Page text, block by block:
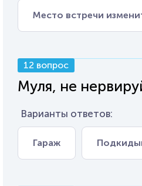
Место встречи
12 вопрос
Муля, не
Варианты ответов:
Гараж